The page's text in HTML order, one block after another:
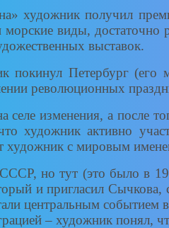
художник получил
виды,
выставок.
покинул Петербург (его
революционных
изменения, а после
художник активно
художник с мировым
но тут (это было в
и пригласил Сычкова,
центральным событием
– художник понял,